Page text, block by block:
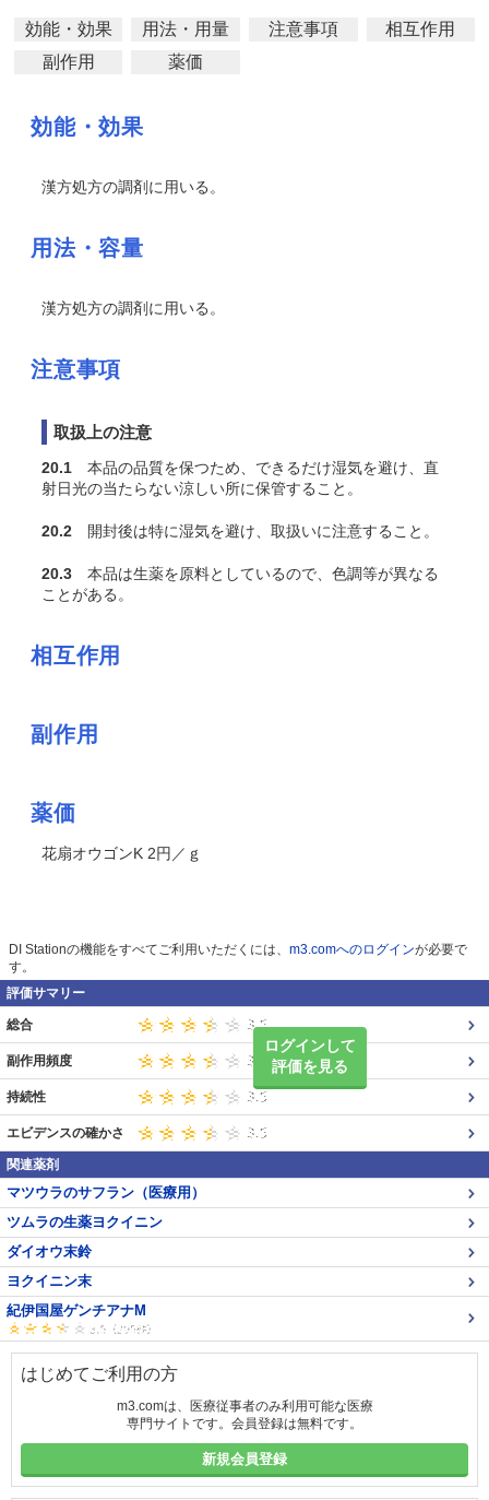
効能・効果 用法・用量 注意事項
相互作用
副作用
薬価
効能・効果
漢方処方の調剤に用いる。
用法・容量
漢方処方の調剤に用いる。
注意事項
取扱上の注意
20.1 本品の品質を保つため、できるだけ湿気を避け、直
射日光の当たらない涼しい所に保管すること。
20.2 開封後は特に湿気を避け、取扱いに注意すること。
20.3 本品は生薬を原料としているので、色調等が異なる
ことがある。
相互作用
副作用
薬価
花扇オウゴンK 2円／ｇ
DI Stationの機能をすべてご利用いただくには、 m3.comへのログインが必要で
す。
評価サマリー
ログインして
評価を見る
総合
副作用頻度
持続性
エビデンスの確かさ
関連薬剤
マツウラのサフラン（医療用）
ツムラの生薬ヨクイニン
ダイオウ末鈴
ヨクイニン末
紀伊国屋ゲンチアナM
はじめてご利用の方
m3.comは、医療従事者のみ利用可能な医療
専門サイトです。会員登録は無料です。
新規会員登録